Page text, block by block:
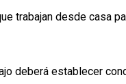
trabajan desde casa
deberá establecer